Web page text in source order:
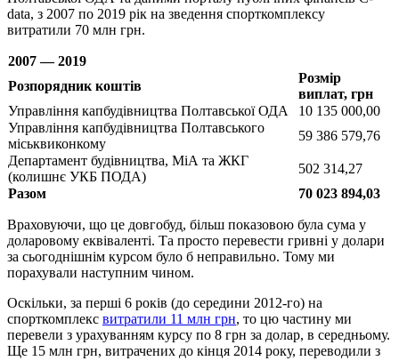
data, з 2007 по 2019 рік на зведення спорткомплексу
витратили 70 млн грн.
2007 — 2019
Розпорядник коштів
Розмір
виплат, грн
Управління капбудівництва Полтавської ОДА
10 135 000,00
Управління капбудівництва Полтавського
міськвиконкому
59 386 579,76
Департамент будівництва, МіА та ЖКГ
(колишнє УКБ ПОДА)
502 314,27
Разом
70 023 894,03
Враховуючи, що це довгобуд, більш показовою була сума у
доларовому еквіваленті. Та просто перевести гривні у долари
за сьогоднішнім курсом було б неправильно. Тому ми
порахували наступним чином.
Оскільки, за перші 6 років (до середини 2012-го) на
спорткомплекс витратили 11 млн грн, то цю частину ми
перевели з урахуванням курсу по 8 грн за долар, в середньому.
Ще 15 млн грн, витрачених до кінця 2014 року, переводили з